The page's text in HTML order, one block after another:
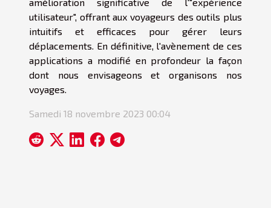
utilisateur", offrant aux voyageurs des outils plus
intuitifs et efficaces pour gérer leurs
déplacements. En définitive, l'avènement de ces
applications a modifié en profondeur la façon
dont nous envisageons et organisons nos
voyages.
Samedi 18 novembre 2023 00:04